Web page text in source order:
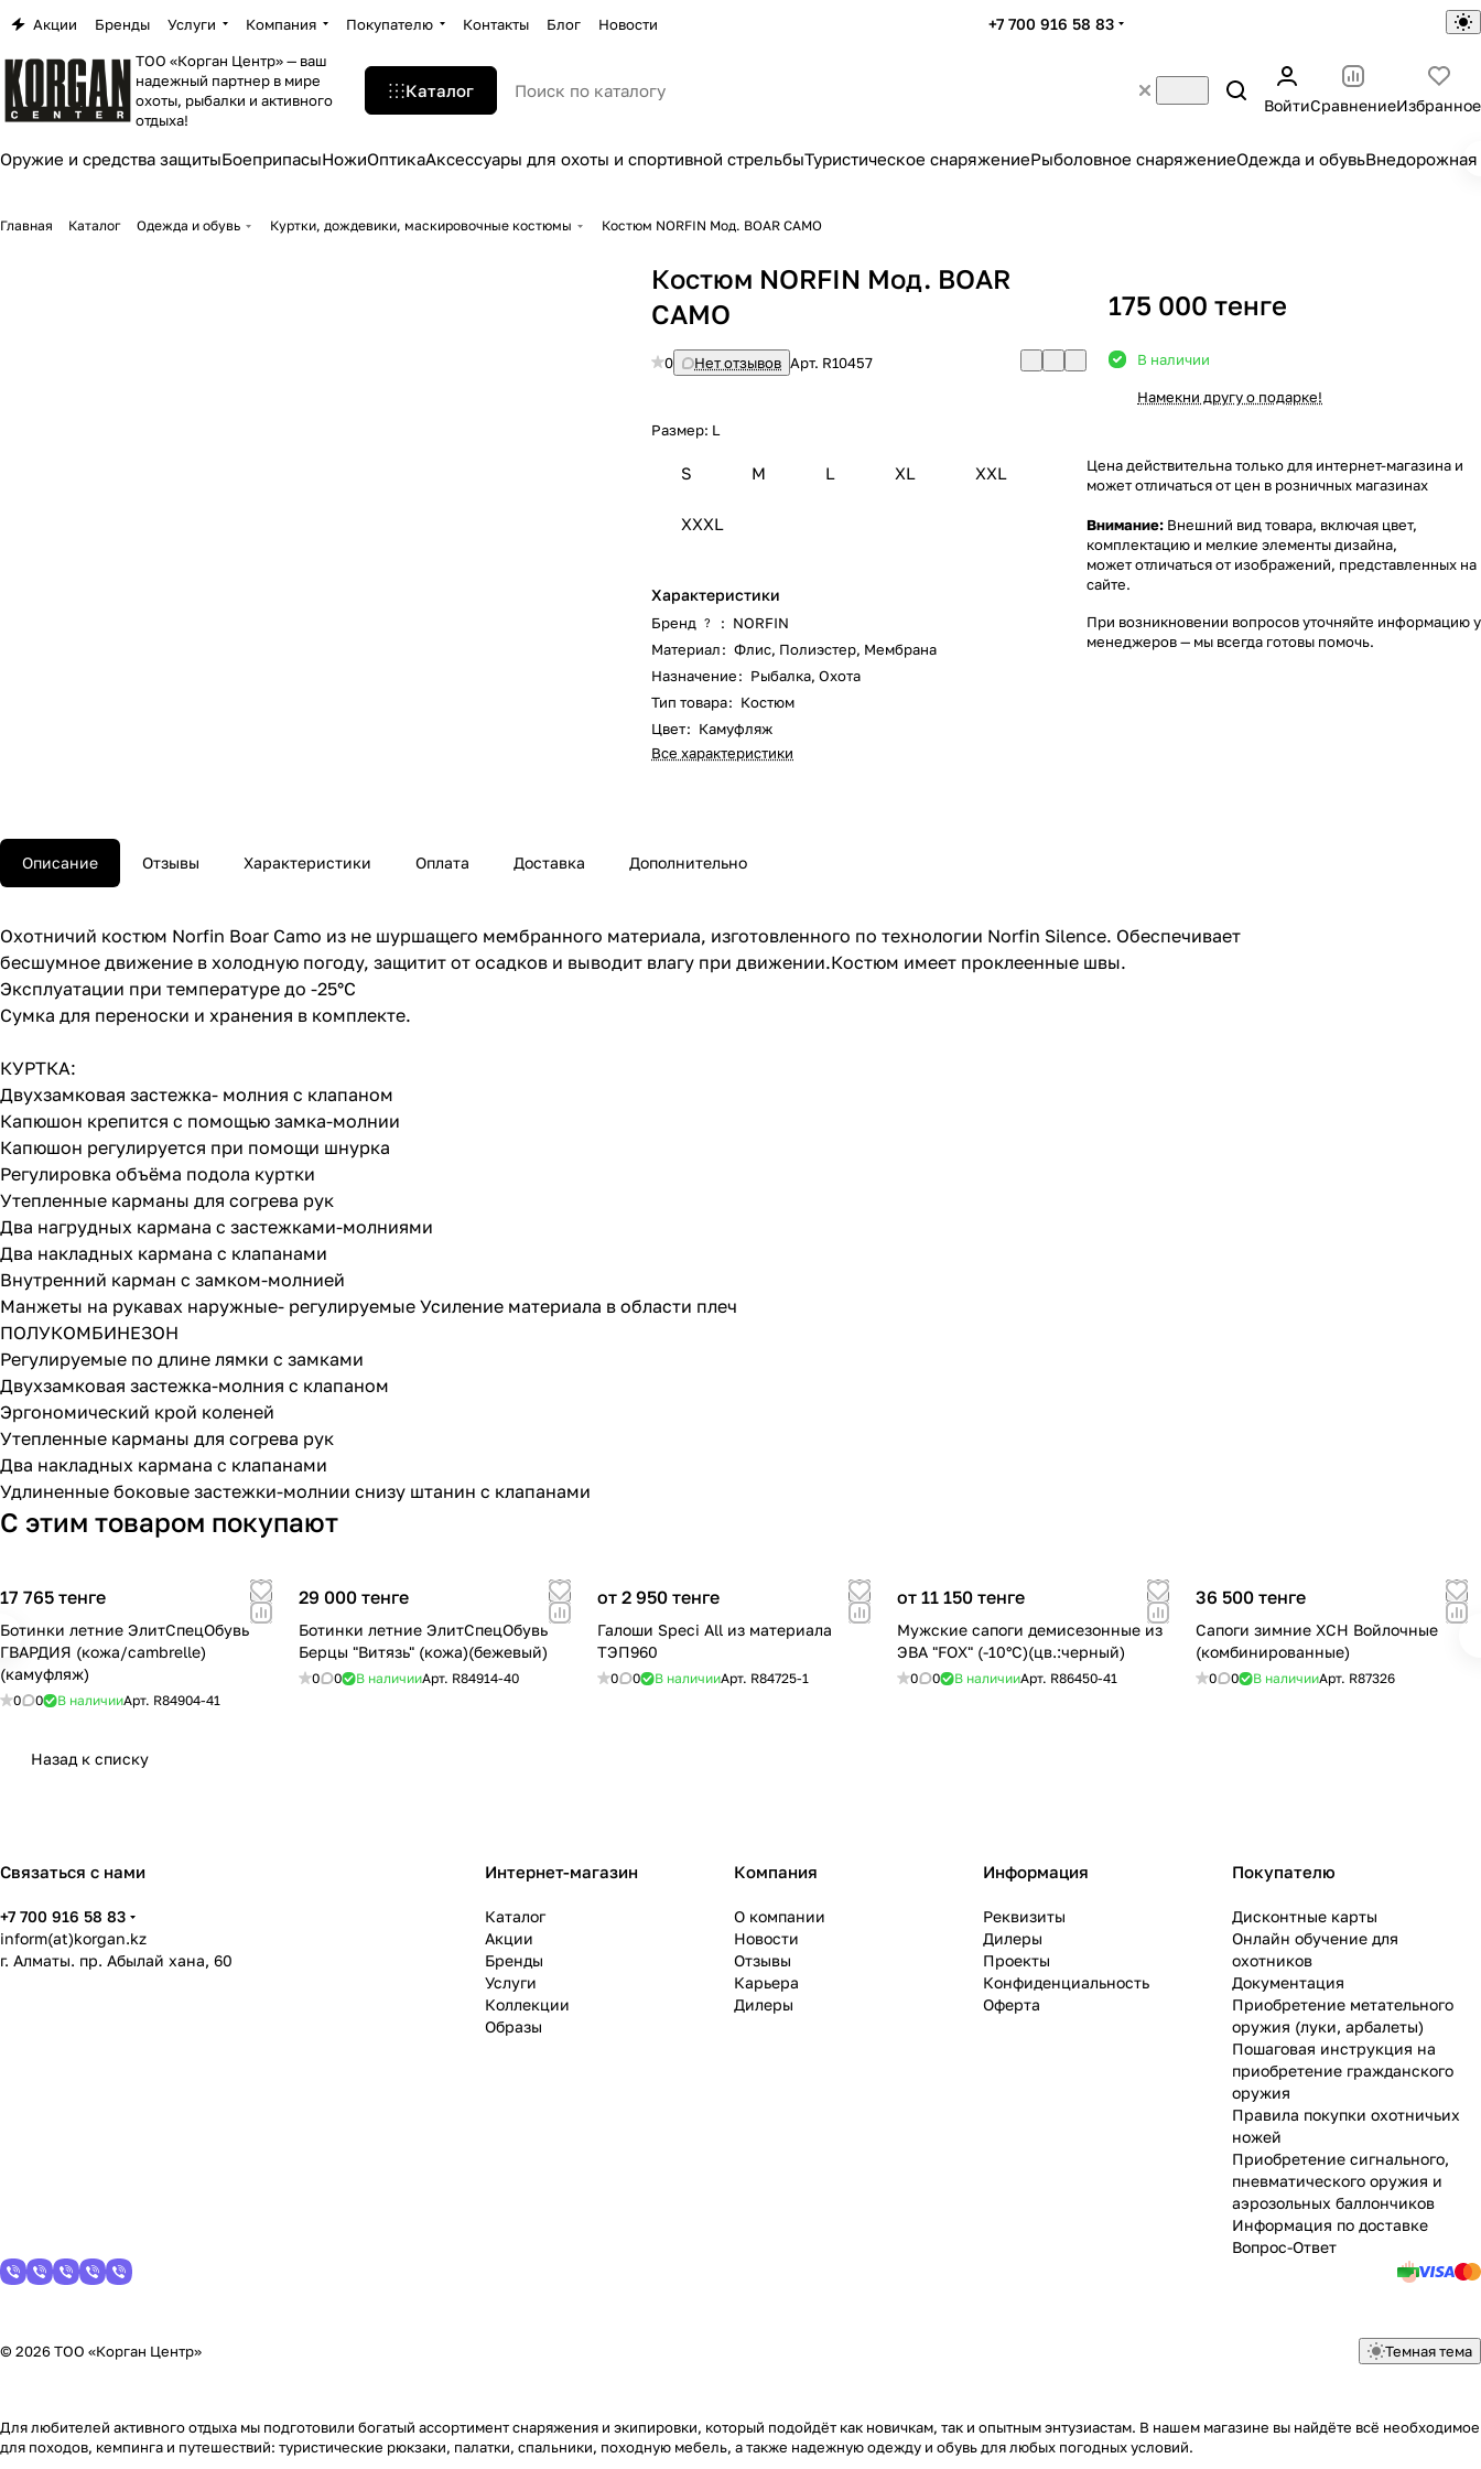
Акции Бренды Услуги Компания Покупателю Контакты Блог Новости +7 700 916 58 83
ТОО «Корган Центр» — ваш
надежный партнер в мире
охоты, рыбалки и активного
отдыха!
Каталог
ВойтиСравнениеИзбранное
Оружие и средства защитыБоеприпасыНожиОптикаАксессуары для охоты и спортивной стрельбыТуристическое снаряжениеРыболовное снаряжениеОдежда и обувьВнедорожная
Главная Каталог Одежда и обувь Куртки, дождевики, маскировочные костюмы Костюм NORFIN Мод. BOAR CAMO
Костюм NORFIN Мод. BOAR
CAMO
0 Нет отзывов Арт. R10457
Размер: L
S M L XL XXL
XXXL
Характеристики
Бренд ? : NORFIN
Материал: Флис, Полиэстер, Мембрана
Назначение: Рыбалка,Охота
Тип товара: Костюм
Цвет: Камуфляж
Все характеристики
175 000 тенге
В наличии
Намекни другу о подарке!
Цена действительна только для интернет-магазина и
может отличаться от цен в розничных магазинах
Внимание: Внешний вид товара, включая цвет,
комплектацию и мелкие элементы дизайна,
может отличаться от изображений, представленных на
сайте.
При возникновении вопросов уточняйте информацию у
менеджеров— мы всегда готовы помочь.
Описание Отзывы Характеристики Оплата Доставка Дополнительно
Охотничий костюм Norfin Boar Camo из не шуршащего мембранного материала, изготовленного по технологии Norfin Silence. Обеспечивает
бесшумное движение в холодную погоду, защитит от осадков и выводит влагу при движении.Костюм имеет проклеенные швы.
Эксплуатации при температуре до -25°C
Сумка для переноски и хранения в комплекте.
КУРТКА:
Двухзамковая застежка- молния с клапаном
Капюшон крепится с помощью замка-молнии
Капюшон регулируется при помощи шнурка
Регулировка объёма подола куртки
Утепленные карманы для согрева рук
Два нагрудных кармана с застежками-молниями
Два накладных кармана с клапанами
Внутренний карман с замком-молнией
Манжеты на рукавах наружные- регулируемые Усиление материала в области плеч
ПОЛУКОМБИНЕЗОН
Регулируемые по длине лямки с замками
Двухзамковая застежка-молния с клапаном
Эргономический крой коленей
Утепленные карманы для согрева рук
Два накладных кармана с клапанами
Удлиненные боковые застежки-молнии снизу штанин с клапанами
С этим товаром покупают
17 765 тенге
Ботинки летние ЭлитСпецОбувь
ГВАРДИЯ (кожа/сambrelle)
(камуфляж)
0 0 В наличииАрт. R84904-41
29 000 тенге
Ботинки летние ЭлитСпецОбувь
Берцы "Витязь" (кожа)(бежевый)
0 0 В наличииАрт. R84914-40
от 2 950 тенге
Галоши Speci All из материала
ТЭП960
0 0 В наличииАрт. R84725-1
от 11 150 тенге
Мужские сапоги демисезонные из
ЭВА "FOX" (-10°C)(цв.:черный)
0 0 В наличииАрт. R86450-41
36 500 тенге
Сапоги зимние ХСН Войлочные
(комбинированные)
0 0 В наличииАрт. R87326
Назад к списку
Связаться с нами
+7 700 916 58 83
inform(at)korgan.kz
г. Алматы. пр. Абылай хана, 60
Интернет-магазин
Каталог
Акции
Бренды
Услуги
Коллекции
Образы
Компания
О компании
Новости
Отзывы
Карьера
Дилеры
Информация
Реквизиты
Дилеры
Проекты
Конфиденциальность
Оферта
Покупателю
Дисконтные карты
Онлайн обучение для
охотников
Документация
Приобретение метательного
оружия (луки, арбалеты)
Пошаговая инструкция на
приобретение гражданского
оружия
Правила покупки охотничьих
ножей
Приобретение сигнального,
пневматического оружия и
аэрозольных баллончиков
Информация по доставке
Вопрос-Ответ
© 2026 ТОО «Корган Центр» Темная тема
Для любителей активного отдыха мы подготовили богатый ассортимент снаряжения и экипировки, который подойдёт как новичкам, так и опытным энтузиастам. В нашем магазине вы найдёте всё необходимое
для походов, кемпинга и путешествий: туристические рюкзаки, палатки, спальники, походную мебель, а также надежную одежду и обувь для любых погодных условий.